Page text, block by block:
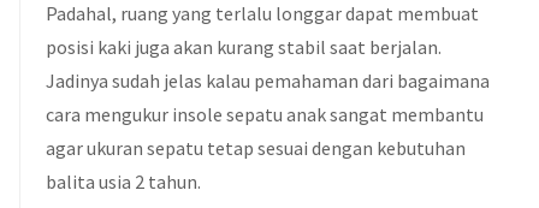
Padahal, ruang yang terlalu longgar dapat membuat
posisi kaki juga akan kurang stabil saat berjalan.
Jadinya sudah jelas kalau pemahaman dari bagaimana
cara mengukur insole sepatu anak sangat membantu
agar ukuran sepatu tetap sesuai dengan kebutuhan
balita usia 2 tahun.